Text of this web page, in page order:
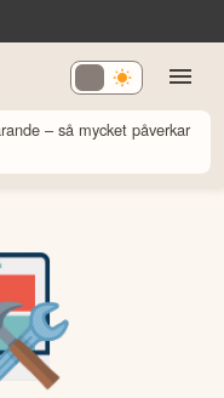
– så mycket påverkar